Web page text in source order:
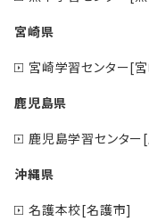
宮崎県
宮崎学習センター[
鹿児島県
鹿児島学習センタ
沖縄県
名護本校[名護市]